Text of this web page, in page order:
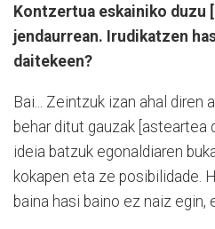
Kontzertua eskainiko duzu
jendaurrean. Irudikatzen
daitekeen?
Bai... Zeintzuk izan ahal diren
behar ditut gauzak [asteartea
ideia batzuk egonaldiaren
kokapen eta ze posibilidade.
baina hasi baino ez naiz egin,